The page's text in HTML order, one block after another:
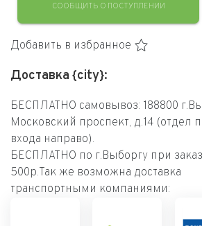
СООБЩИТЬ О ПОСТУПЛЕНИИ
Добавить в избранное
Доставка {city}:
БЕСПЛАТНО самовывоз: 188800
Московский проспект, д.14 (отдел
входа направо).
БЕСПЛАТНО по г.Выборгу при
500р.Так же возможна доставка
транспортными компаниями: